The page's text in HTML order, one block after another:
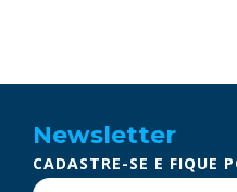
Newsletter
CADASTRE-SE E FIQUE